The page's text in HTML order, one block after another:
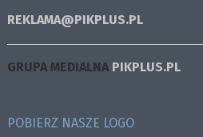
REKLAMA@PIKPLUS.PL
GRUPA MEDIALNA PIKPLUS.PL
POBIERZ NASZE LOGO